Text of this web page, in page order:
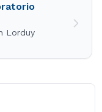
Lorduy